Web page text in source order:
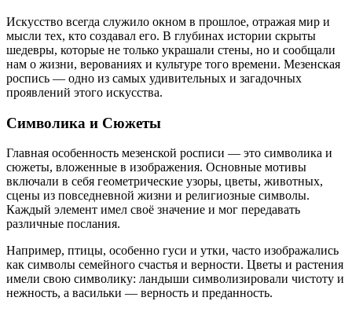
Искусство всегда служило окном в прошлое, отражая мир и
мысли тех, кто создавал его. В глубинах истории скрыты
шедевры, которые не только украшали стены, но и сообщали
нам о жизни, верованиях и культуре того времени. Мезенская
роспись — одно из самых удивительных и загадочных
проявлений этого искусства.
Символика и Сюжеты
Главная особенность мезенской росписи — это символика и
сюжеты, вложенные в изображения. Основные мотивы
включали в себя геометрические узоры, цветы, животных,
сцены из повседневной жизни и религиозные символы.
Каждый элемент имел своё значение и мог передавать
различные послания.
Например, птицы, особенно гуси и утки, часто изображались
как символы семейного счастья и верности. Цветы и растения
имели свою символику: ландыши символизировали чистоту и
нежность, а васильки — верность и преданность.